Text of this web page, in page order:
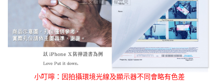
小叮嚀：因拍攝環境光線及顯示器不同會略有色差